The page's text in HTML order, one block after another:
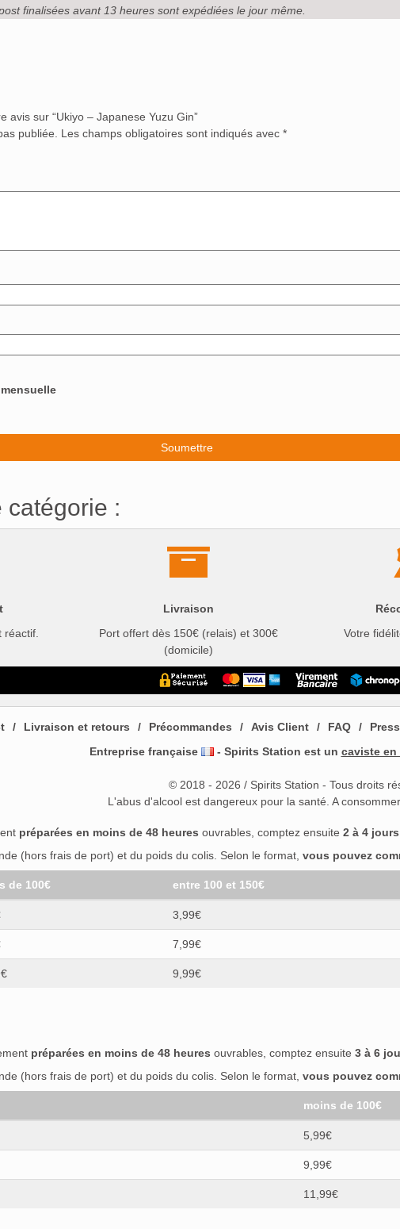
finalisées avant 13 heures sont expédiées le jour même.
avis sur “Ukiyo – Japanese Yuzu Gin”
publiée.
Les champs obligatoires sont indiqués avec *
catégorie :
réactif.
Livraison
Port offert dès 150€ (relais) et 300€
(domicile)
Votre
Livraison et retours Précommandes Avis Client FAQ
Entreprise française
- Spirits Station est un caviste en
© 2018 - 2026 / Spirits Station - Tous droits
L'abus d'alcool est dangereux pour la santé. A
préparées en moins de 48 heures ouvrables, comptez ensuite 2 à 4
(hors frais de port) et du poids du colis. Selon le format, vous pouvez
de 100€ entre 100 et 150€
3,99€
7,99€
9,99€
préparées en moins de 48 heures ouvrables, comptez ensuite 3 à 6
(hors frais de port) et du poids du colis. Selon le format, vous pouvez
moins de 100€
5,99€
9,99€
11,99€